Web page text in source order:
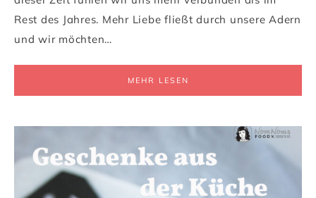
Rest des Jahres. Mehr Liebe fließt durch unsere Adern
und wir möchten…
MEHR LESEN